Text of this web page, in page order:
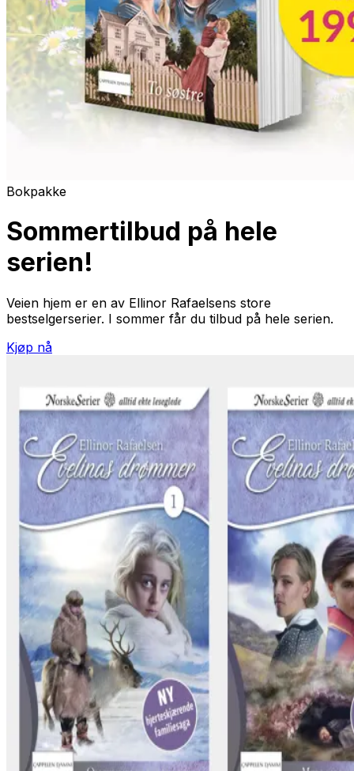
Bokpakke
Sommertilbud på hele
serien!
Veien hjem er en av Ellinor Rafaelsens store
bestselgerserier. I sommer får du tilbud på hele serien.
Kjøp nå